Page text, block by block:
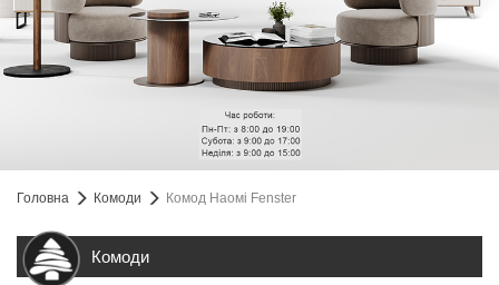
Головна Комоди Комод Наомі Fenster
Комоди